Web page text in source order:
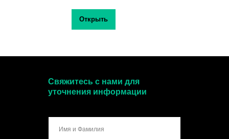
Открыть
Свяжитесь с нами для
уточнения информации